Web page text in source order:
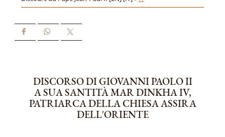
DISCORSO DI GIOVANNI PAOLO II
A SUA SANTITÀ MAR DINKHA IV,
PATRIARCA DELLA CHIESA ASSIRA
DELL'ORIENTE